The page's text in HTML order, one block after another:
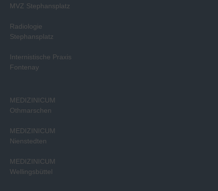
MVZ Stephansplatz
Radiologie
Stephansplatz
Internistische Praxis
Fontenay
MEDIZINICUM
Othmarschen
MEDIZINICUM
Nienstedten
MEDIZINICUM
Wellingsbüttel